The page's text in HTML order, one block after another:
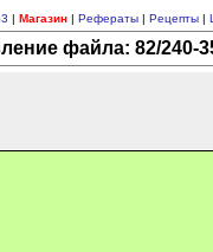
| Магазин| Рефераты| Рецепты|
файла: 82/240-